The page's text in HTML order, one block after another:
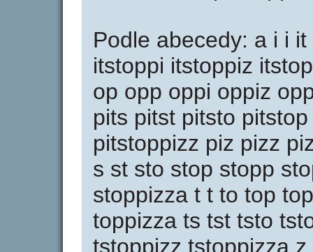
Podle abecedy: a i i
itstoppi itstoppiz
op opp oppi oppiz
pits pitst pitsto
pitstoppizz piz pizz
s st sto stop stopp
stoppizza t t to top
toppizza ts tst tsto
tstoppizz tstoppizza